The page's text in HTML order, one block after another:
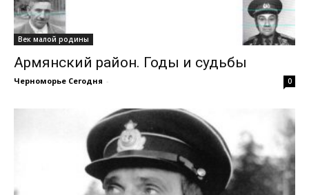
Век малой родины
Армянский район. Годы и судьбы
Черноморье Сегодня - 0